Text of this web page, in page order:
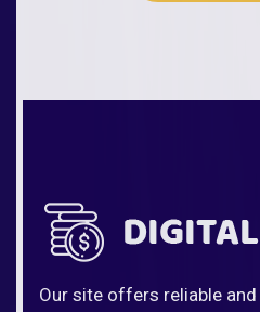
Our site offers reliable